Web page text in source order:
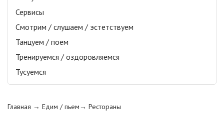
Сервисы
Смотрим / слушаем / эстетствуем
Танцуем / поем
Тренируемся / оздоровляемся
Тусуемся
Главная → Едим / пьем→ Рестораны